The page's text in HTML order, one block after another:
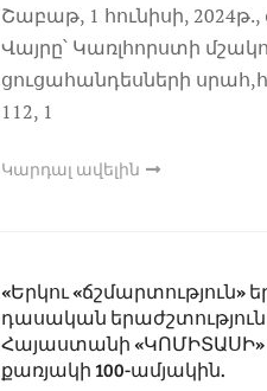
Շաբաթ, 1 հունիսի, 2024թ.,
Վայրը՝ Կառլհորստի
ցուցահանդեսների
112, 1
Կարդալ ավելին
«Երկու «ճշմարտություն»
դասական երաժշտություն
Հայաստանի
քառյակի 100-ամյակին.